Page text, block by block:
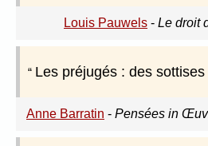
Louis Pauwels - Le droit
Les préjugés : des
Anne Barratin - Pensées in